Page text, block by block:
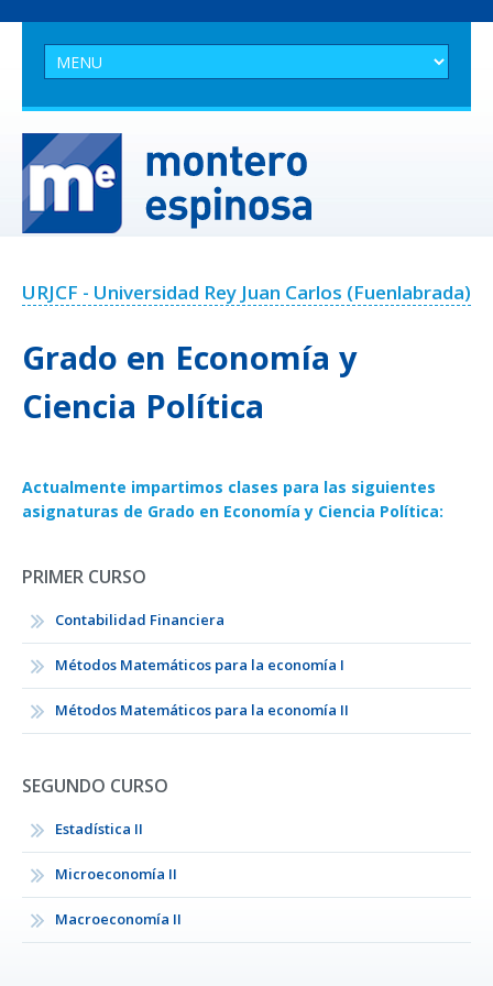
URJCF - Universidad Rey Juan Carlos (Fuenlabrada)
Grado en Economía y
Ciencia Política
Actualmente impartimos clases para las siguientes
asignaturas de Grado en Economía y Ciencia Política:
PRIMER CURSO
Contabilidad Financiera
Métodos Matemáticos para la economía I
Métodos Matemáticos para la economía II
SEGUNDO CURSO
Estadística II
Microeconomía II
Macroeconomía II